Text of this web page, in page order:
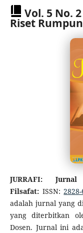
Vol. 5 No.
Riset
JURRAFI:
Filsafat: ISSN:
adalah jurnal yang
yang diterbitkan
Dosen. Jurnal ini